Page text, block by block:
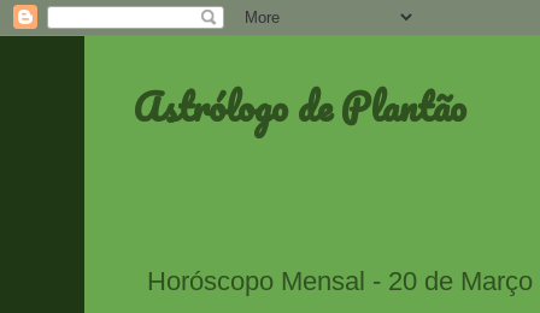
Astrólogo de Plantão
Horóscopo Mensal - 20 de